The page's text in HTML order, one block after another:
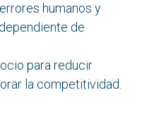
humanos y
de
para reducir
la competitividad.